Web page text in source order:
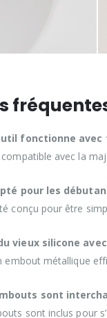
fonctionne avec
avec la
pour les
conçu pour être
vieux silicone avec
embout métallique
sont
sont inclus pour